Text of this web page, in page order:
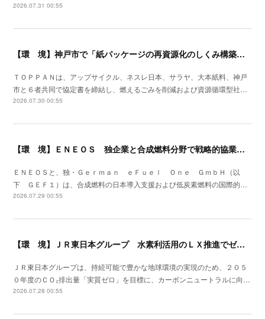
2026.07.31 00:55
【環 境】神戸市で「紙パッケージの再資源化のしくみ構築プロジェクト」開始
ＴＯＰＰＡＮは、アップサイクル、ネスレ日本、サラヤ、大本紙料、神戸
市と６者共同で協定書を締結し、燃えるごみを削減および資源循環型社…
2026.07.30 00:55
【環 境】ＥＮＥＯＳ 独企業と合成燃料分野で戦略的協業を開始
ＥＮＥＯＳと、独・Ｇｅｒｍａｎ ｅＦｕｅｌ Ｏｎｅ ＧｍｂＨ（以
下 ＧＥＦ１）は、合成燃料の日本導入支援および低炭素燃料の国際的…
2026.07.29 00:55
【環 境】ＪＲ東日本グループ 水素利活用のＬＸ推進でゼロカーボンの取組みを加速
ＪＲ東日本グループは、持続可能で豊かな地球環境の実現のため、２０５
０年度のＣＯ₂排出量「実質ゼロ」を目標に、カーボンニュートラルに向…
2026.07.28 00:55